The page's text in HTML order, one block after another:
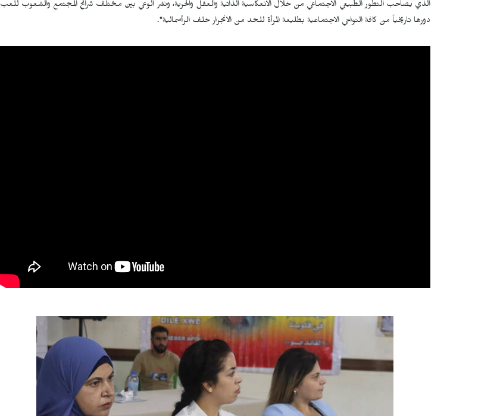
الذي يصاحب التطور الطبيعي الاجتماعي من خلال الانعكاسية الذاتية والعقل والحرية، ونشر الوعي بين مختلف شرائح المجتمع والشعوب للعب
دورها تاريخياً من كافة النواحي الاجتماعية بطليعة المرأة للحد من الانجرار خلف الرأسمالية".